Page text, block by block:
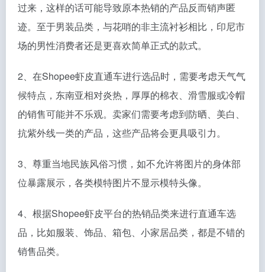
过来，这样的话可能导致原本热销的产品反而销声匿
迹。至于男装品类，与花哨的非主流衬衫相比，印尼市
场的男性消费者还是更喜欢简单正式的款式。
2、在Shopee虾皮直通车进行选品时，需要考虑天气气
候特点，东南亚相对炎热，厚厚的棉衣、滑雪服或冷帽
的销售可能并不乐观。卖家们需要考虑到防晒、美白、
抗紫外线一类的产品，这些产品将会更具吸引力。
3、尊重当地民族风俗习惯，如不允许将图片的身体部
位暴露展示，各类模特图片不显示模特头像。
4、根据Shopee虾皮平台的热销品类来进行直通车选
品，比如服装、饰品、箱包、小家居品类，都是不错的
销售品类。